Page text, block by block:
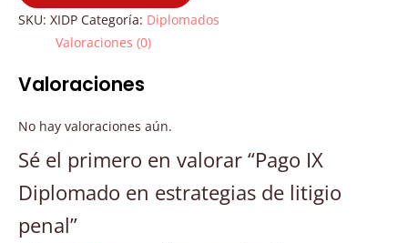
SKU: XIDP Categoría: Diplomados
Valoraciones (0)
Valoraciones
No hay valoraciones aún.
Sé el primero en valorar “Pago IX
Diplomado en estrategias de litigio
penal”